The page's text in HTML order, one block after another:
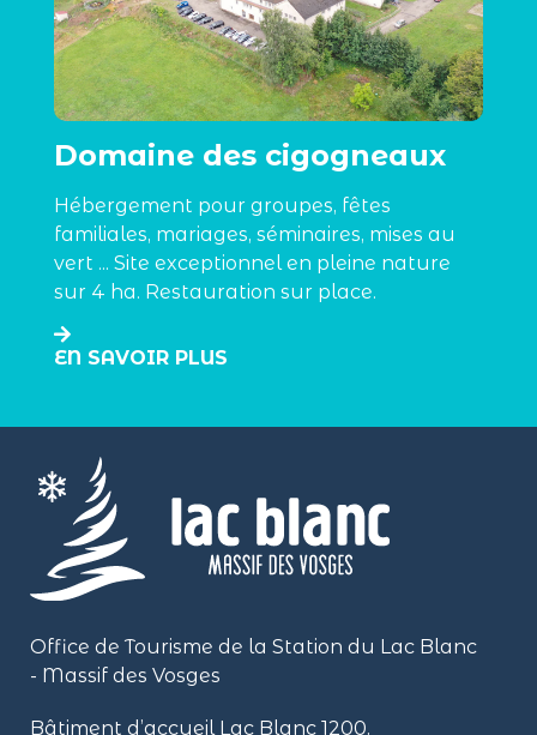
Domaine des cigogneaux
Hébergement pour groupes, fêtes
familiales, mariages, séminaires, mises au
vert ... Site exceptionnel en pleine nature
sur 4 ha. Restauration sur place.
EN SAVOIR PLUS
Office de Tourisme de la Station du Lac Blanc
- Massif des Vosges
Bâtiment d’accueil Lac Blanc 1200,